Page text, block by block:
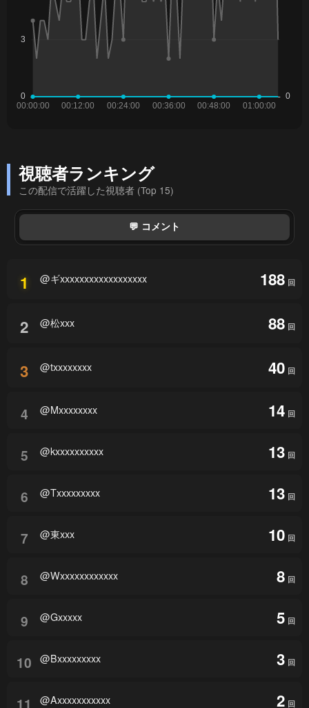
視聴者ランキング
この配信で活躍した視聴者 (Top 15)
💬 コメント
1 @ギxxxxxxxxxxxxxxxxxx 188 回
2 @松xxx 88 回
3 @txxxxxxxx 40 回
4 @Mxxxxxxxx 14 回
5 @kxxxxxxxxxx 13 回
6 @Txxxxxxxxx 13 回
7 @東xxx 10 回
8 @Wxxxxxxxxxxxx 8 回
9 @Gxxxxx 5 回
10 @Bxxxxxxxxx 3 回
11 @Axxxxxxxxxxx 2 回